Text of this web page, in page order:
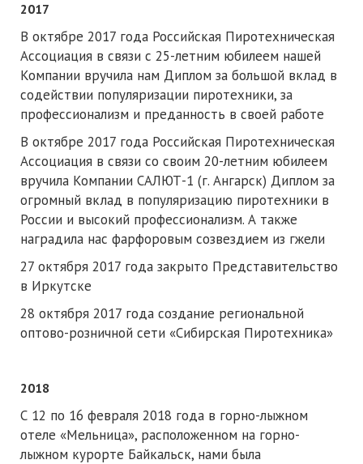
2017
В октябре 2017 года Российская Пиротехническая
Ассоциация в связи с 25-летним юбилеем нашей
Компании вручила нам Диплом за большой вклад в
содействии популяризации пиротехники, за
профессионализм и преданность в своей работе
В октябре 2017 года Российская Пиротехническая
Ассоциация в связи со своим 20-летним юбилеем
вручила Компании САЛЮТ-1 (г. Ангарск) Диплом за
огромный вклад в популяризацию пиротехники в
России и высокий профессионализм. А также
наградила нас фарфоровым созвездием из гжели
27 октября 2017 года закрыто Представительство
в Иркутске
28 октября 2017 года создание региональной
оптово-розничной сети «Сибирская Пиротехника»
2018
С 12 по 16 февраля 2018 года в горно-лыжном
отеле «Мельница», расположенном на горно-
лыжном курорте Байкальск, нами была